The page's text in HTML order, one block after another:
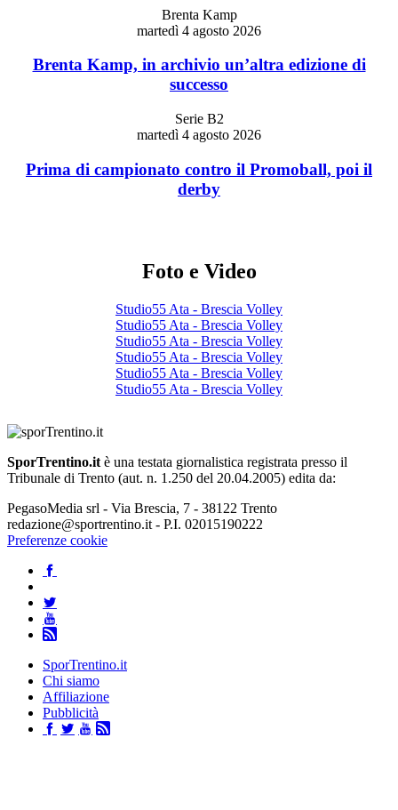
Brenta Kamp
martedì 4 agosto 2026
Brenta Kamp, in archivio un’altra edizione di
successo
Serie B2
martedì 4 agosto 2026
Prima di campionato contro il Promoball, poi il
derby
Foto e Video
Studio55 Ata - Brescia Volley
Studio55 Ata - Brescia Volley
Studio55 Ata - Brescia Volley
Studio55 Ata - Brescia Volley
Studio55 Ata - Brescia Volley
Studio55 Ata - Brescia Volley
SporTrentino.it è una testata giornalistica registrata presso il
Tribunale di Trento (aut. n. 1.250 del 20.04.2005) edita da:
PegasoMedia srl - Via Brescia, 7 - 38122 Trento
redazione@sportrentino.it - P.I. 02015190222
Preferenze cookie
SporTrentino.it
Chi siamo
Affiliazione
Pubblicità